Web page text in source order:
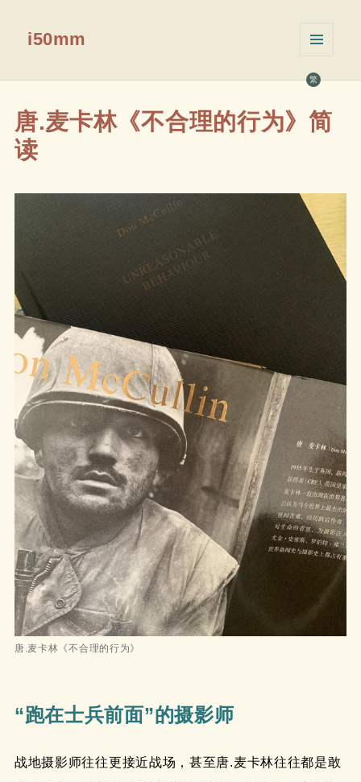
繁
i50mm
挂件
唐.麦卡林《不合理的行为》简
读
唐.麦卡林《不合理的行为》
“跑在士兵前面”的摄影师
战地摄影师往往更接近战场，甚至唐.麦卡林往往都是敢